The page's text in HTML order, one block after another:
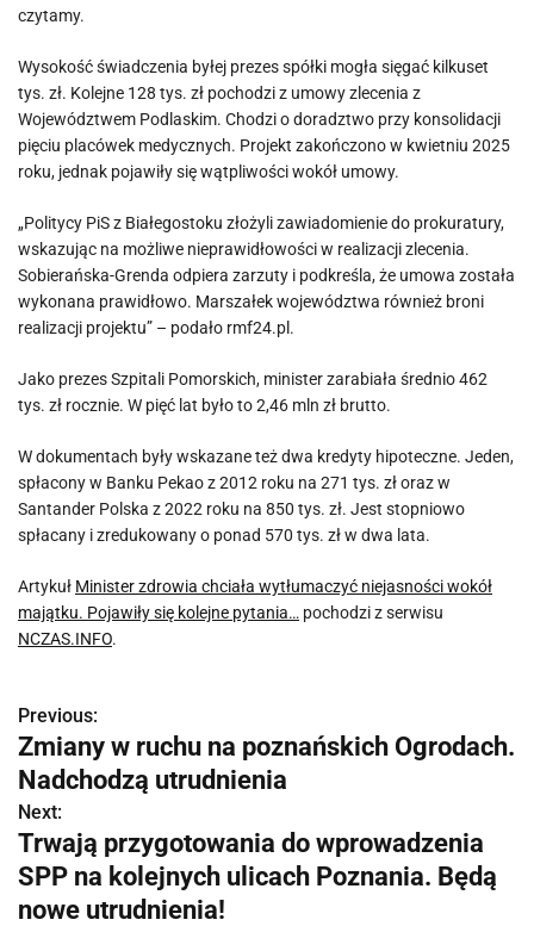
czytamy.
Wysokość świadczenia byłej prezes spółki mogła sięgać kilkuset
tys. zł. Kolejne 128 tys. zł pochodzi z umowy zlecenia z
Województwem Podlaskim. Chodzi o doradztwo przy konsolidacji
pięciu placówek medycznych. Projekt zakończono w kwietniu 2025
roku, jednak pojawiły się wątpliwości wokół umowy.
„Politycy PiS z Białegostoku złożyli zawiadomienie do prokuratury,
wskazując na możliwe nieprawidłowości w realizacji zlecenia.
Sobierańska-Grenda odpiera zarzuty i podkreśla, że umowa została
wykonana prawidłowo. Marszałek województwa również broni
realizacji projektu” – podało rmf24.pl.
Jako prezes Szpitali Pomorskich, minister zarabiała średnio 462
tys. zł rocznie. W pięć lat było to 2,46 mln zł brutto.
W dokumentach były wskazane też dwa kredyty hipoteczne. Jeden,
spłacony w Banku Pekao z 2012 roku na 271 tys. zł oraz w
Santander Polska z 2022 roku na 850 tys. zł. Jest stopniowo
spłacany i zredukowany o ponad 570 tys. zł w dwa lata.
Artykuł Minister zdrowia chciała wytłumaczyć niejasności wokół
majątku. Pojawiły się kolejne pytania… pochodzi z serwisu
NCZAS.INFO.
N
a
w
i
g
Previous:
Zmiany w ruchu na poznańskich Ogrodach.
Nadchodzą utrudnienia
Next:
Trwają przygotowania do wprowadzenia
SPP na kolejnych ulicach Poznania. Będą
nowe utrudnienia!